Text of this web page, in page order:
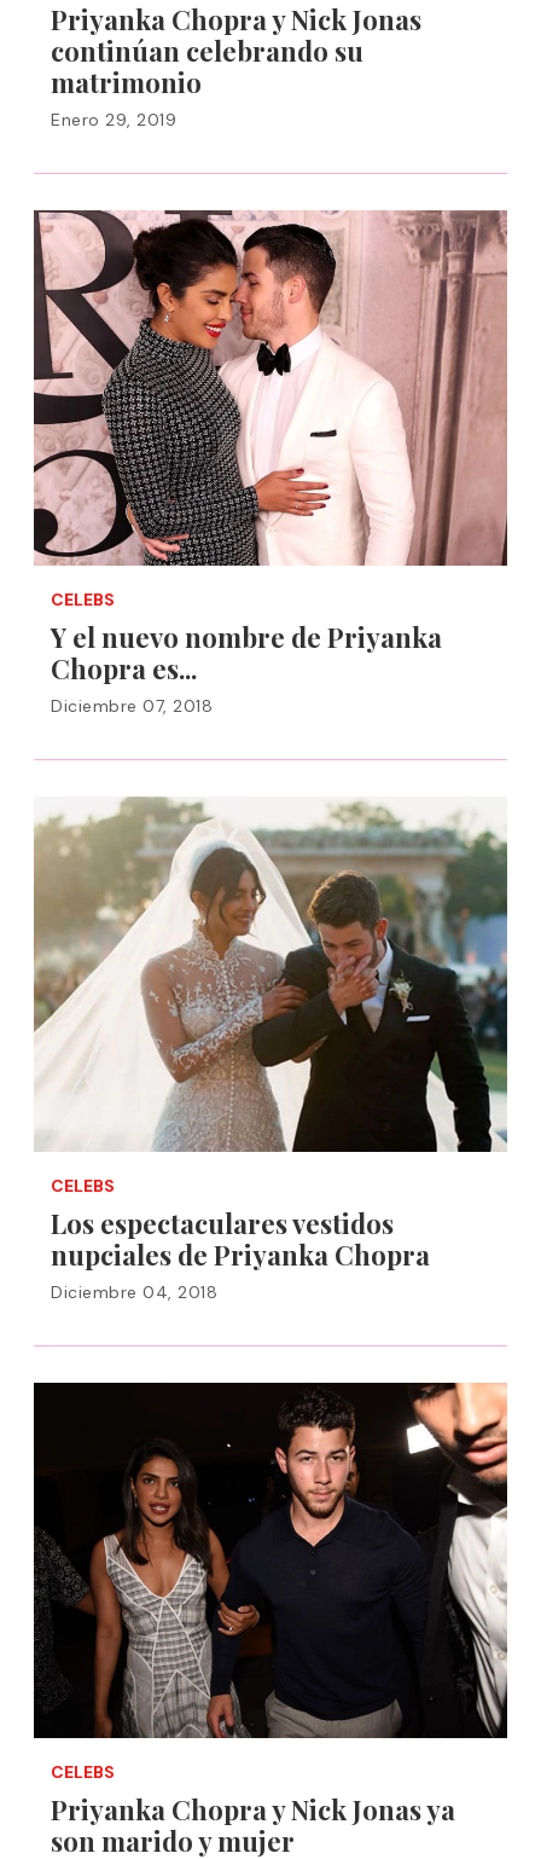
Priyanka Chopra y Nick Jonas
continúan celebrando su
matrimonio
Enero 29, 2019
CELEBS
Y el nuevo nombre de Priyanka
Chopra es...
Diciembre 07, 2018
CELEBS
Los espectaculares vestidos
nupciales de Priyanka Chopra
Diciembre 04, 2018
CELEBS
Priyanka Chopra y Nick Jonas ya
son marido y mujer